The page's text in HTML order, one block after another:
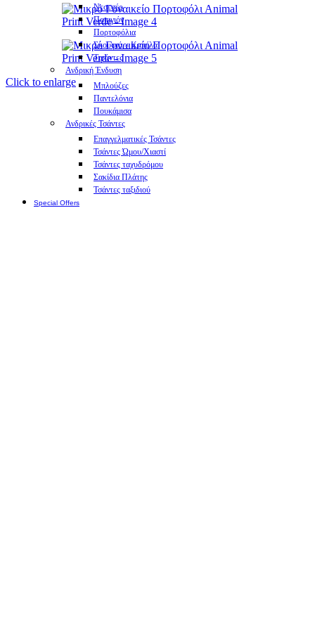
Νεσεσέρ
Παπιγιόν
Πορτοφόλια
Σκουφιά – Καπέλα
Τιράντες
Ανδρική Ένδυση
Μπλούζες
Παντελόνια
Πουκάμισα
Ανδρικές Τσάντες
Επαγγελματικές Τσάντες
Τσάντες Ώμου/Χιαστί
Τσάντες ταχυδρόμου
Σακίδια Πλάτης
Τσάντες ταξιδιού
Special Offers
Click to enlarge